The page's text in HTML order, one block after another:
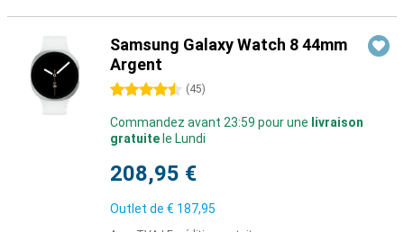
Samsung Galaxy Watch 8 44mm
Argent
4.5 étoiles (45)
Commandez avant 23:59 pour une livraison
gratuite le Lundi
208,95 €
Outlet de € 187,95